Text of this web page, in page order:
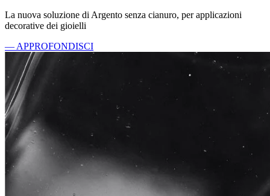
La nuova soluzione di Argento senza cianuro, per applicazioni
decorative dei gioielli
— APPROFONDISCI